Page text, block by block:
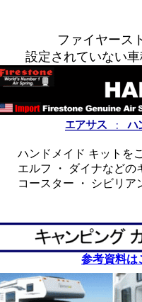
ファイヤース
設定されていない
ハンドメイド キットをご
エルフ ・ ダイナなどの
コースター ・ シビリア
参考資料は